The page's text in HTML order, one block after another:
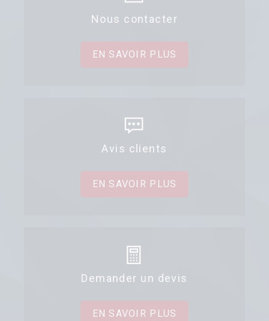
Nous contacter
EN SAVOIR PLUS
Avis clients
EN SAVOIR PLUS
Demander un devis
EN SAVOIR PLUS